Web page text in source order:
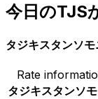
今日のTJS
タジキスタンソ
Rate
タジキスタンソ